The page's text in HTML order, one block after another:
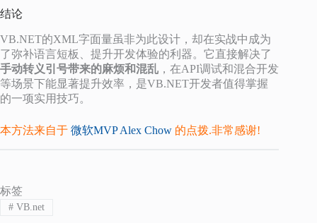
结论
VB.NET的XML字面量虽非为此设计，却在实战中成为
了弥补语言短板、提升开发体验的利器。它直接解决了
手动转义引号带来的麻烦和混乱 ，在API调试和混合开发
等场景下能显著提升效率，是VB.NET开发者值得掌握
的一项实用技巧。
本方法来自于 微软MVP Alex Chow 的点拨.非常感谢!
标签
#VB.net